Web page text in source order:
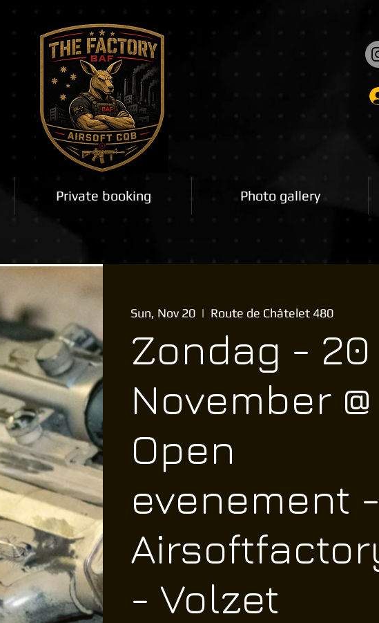
Private booking Photo gallery
Sun, Nov 20
  |
Route de Châtelet 480
Zondag - 20
November @
Open
evenement -
- Volzet